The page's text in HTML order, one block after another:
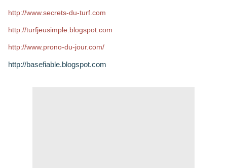
http://www.secrets-du-turf.com
http://turfjeusimple.blogspot.com
http://www.prono-du-jour.com/
http://basefiable.blogspot.com